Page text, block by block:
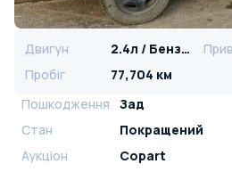
Двигун 2.4л / Бензин
Пробіг
77,704 км
Пошкодження
Зад
Стан
Покращений
Аукціон
Copart